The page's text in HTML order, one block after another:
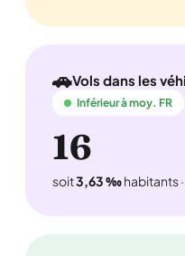
🚗Vols dans les
Inférieur à moy. FR
16
soit3,63 ‰habitants